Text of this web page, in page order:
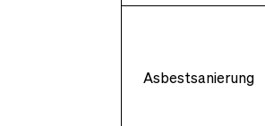
Asbestsanierung